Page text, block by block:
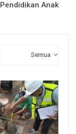
Pendidikan Anak
Semua